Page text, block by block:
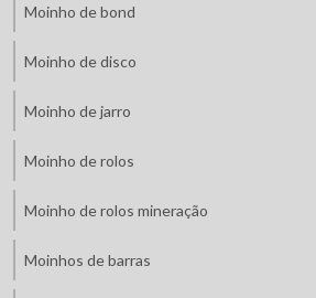
Moinho de bond
Moinho de disco
Moinho de jarro
Moinho de rolos
Moinho de rolos mineração
Moinhos de barras